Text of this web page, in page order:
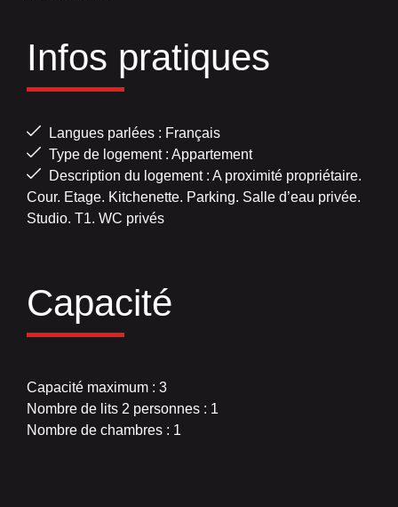
Infos pratiques
Langues parlées : Français
Type de logement : Appartement
Description du logement : A proximité propriétaire.
Cour. Etage. Kitchenette. Parking. Salle d’eau privée.
Studio. T1. WC privés
Capacité
Capacité maximum : 3
Nombre de lits 2 personnes : 1
Nombre de chambres : 1